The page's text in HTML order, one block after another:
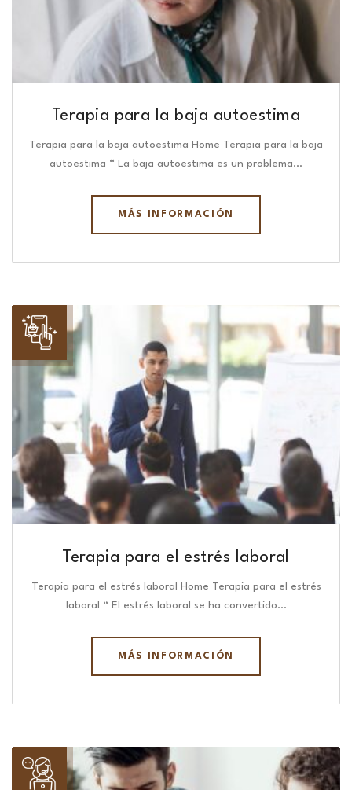
Terapia para la baja autoestima
Terapia para la baja autoestima Home Terapia para la baja
autoestima “ La baja autoestima es un problema…
MÁS INFORMACIÓN
Terapia para el estrés laboral
Terapia para el estrés laboral Home Terapia para el estrés
laboral “ El estrés laboral se ha convertido…
MÁS INFORMACIÓN